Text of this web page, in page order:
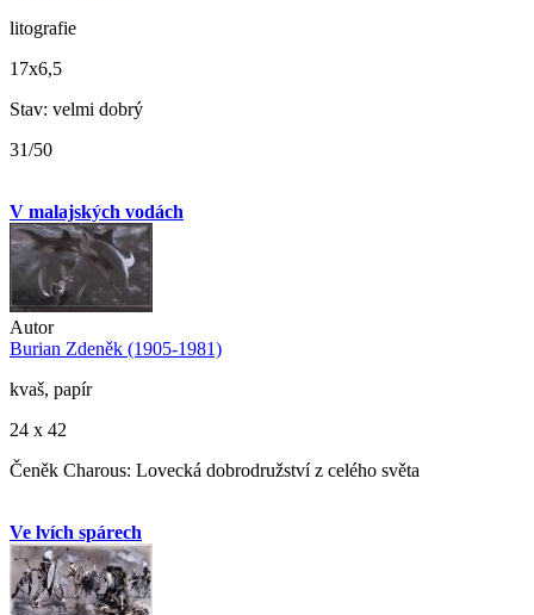
litografie
17x6,5
Stav: velmi dobrý
31/50
V malajských vodách
Autor
Burian Zdeněk (1905-1981)
kvaš, papír
24 x 42
Čeněk Charous: Lovecká dobrodružství z celého světa
Ve lvích spárech